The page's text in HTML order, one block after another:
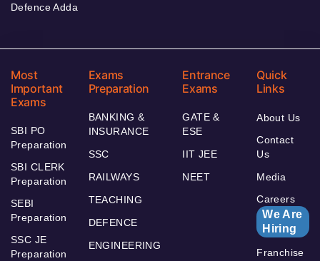
Defence Adda
Most
Important
Exams
SBI PO
Preparation
SBI CLERK
Preparation
SEBI
Preparation
SSC JE
Preparation
Exams
Preparation
BANKING &
INSURANCE
SSC
RAILWAYS
TEACHING
DEFENCE
ENGINEERING
Entrance
Exams
GATE &
ESE
IIT JEE
NEET
Quick
Links
About Us
Contact
Us
Media
Careers
We Are
Hiring
Franchise